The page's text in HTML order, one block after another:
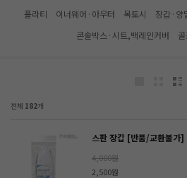
폴라티 이너웨어·아우터 목토시 장갑·양
콘솔박스·시트,백레인커버
전체 182개
스판 장갑 [반품/교환불가]
4,000원
2,500원